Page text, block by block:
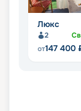
Люкс
2
от147 400